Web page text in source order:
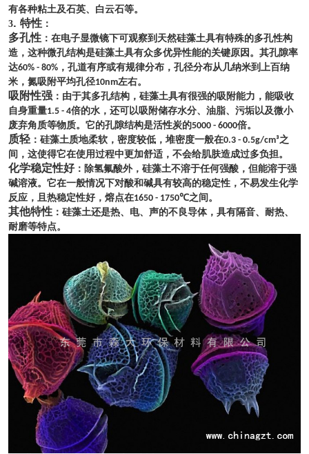
有各种粘土及石英、白云石等。
3. 特性：
多孔性：在电子显微镜下可观察到天然硅藻土具有特殊的多孔性构
造，这种微孔结构是硅藻土具有众多优异性能的关键原因。其孔隙率
达60% - 80%，孔道有序或有规律分布，孔径分布从几纳米到上百纳
米，氮吸附平均孔径10nm左右。
吸附性强：由于其多孔结构，硅藻土具有很强的吸附能力，能吸收
自身重量1.5 - 4倍的水，还可以吸附储存水分、油脂、污垢以及微小
废弃角质等物质。它的孔隙结构是活性炭的5000 - 6000倍。
质轻：硅藻土质地柔软，密度较低，堆密度一般在0.3 - 0.5g/cm³之
间，这使得它在使用过程中更加舒适，不会给肌肤造成过多负担。
化学稳定性好：除氢氟酸外，硅藻土不溶于任何强酸，但能溶于强
碱溶液。它在一般情况下对酸和碱具有较高的稳定性，不易发生化学
反应，且热稳定性好，熔点在1650 - 1750℃之间。
其他特性： 硅藻土还是热、电、声的不良导体，具有隔音、耐热、
耐磨等特点。